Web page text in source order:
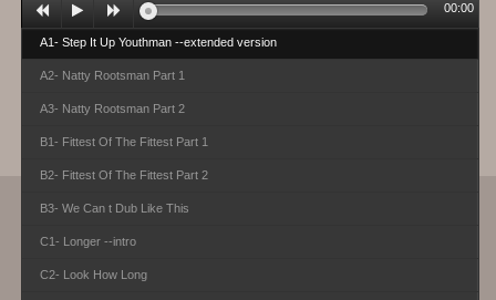
A1- Step It Up Youthman --extended version
A2- Natty Rootsman Part 1
A3- Natty Rootsman Part 2
B1- Fittest Of The Fittest Part 1
B2- Fittest Of The Fittest Part 2
B3- We Can t Dub Like This
C1- Longer --intro
C2- Look How Long
00:00